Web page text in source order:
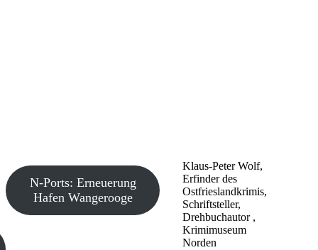
Klaus-Peter Wolf,
Erfinder des
Ostfrieslandkrimis,
Schriftsteller,
Drehbuchautor ,
Krimimuseum
Norden
N-Ports: Erneuerung
Hafen Wangerooge